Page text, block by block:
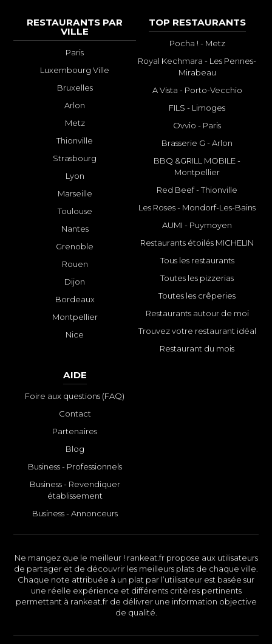
RESTAURANTS PAR
VILLE
Paris
Luxembourg Ville
Bruxelles
Arlon
Metz
Thionville
Strasbourg
Lyon
Marseille
Toulouse
Nantes
Grenoble
Rouen
Dijon
Bordeaux
Montpellier
Nice
TOP RESTAURANTS
Pocha ! - Metz
Royal Kechmara - Les Pennes-
Mirabeau
A Vista - Porto-Vecchio
FILS - Limoges
Ovvio - Paris
Brasserie G - Arlon
BBQ &GRILL MOBILE -
Montpellier
Red Beef - Thionville
Les Roses - Mondorf-Les-Bains
AUMI - Puymoyen
Restaurants étoilés MICHELIN
Tous les restaurants
Toutes les pizzerias
Toutes les crêperies
Restaurants autour de moi
Trouvez votre restaurant idéal
Restaurant du mois
AIDE
Foire aux questions (FAQ)
Contact
Partenaires
Blog
Business - Professionnels
Business - Revendiquer
établissement
Business - Annonceurs
Ne mangez que le meilleur ! rankeat.fr propose aux utilisateurs
de partager et de découvrir les meilleurs plats de chaque ville.
Chaque note attribuée à un plat par l’utilisateur est basée sur
une réelle expérience et différents critères pertinents
permettant à rankeat.fr de délivrer une information objective
de qualité.